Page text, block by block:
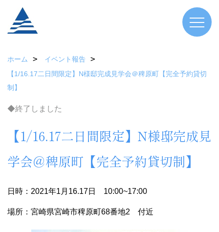
ホーム
イベント報告
【1/16.17二日間限定】N様邸完成見学会＠稗原町【完全予約貸切
制】
◆終了しました
【1/16.17二日間限定】N様邸完成見
学会＠稗原町【完全予約貸切制】
日時：2021年1月16.17日 10:00~17:00
場所：宮崎県宮崎市稗原町68番地2 付近